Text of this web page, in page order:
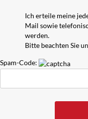
Ich erteile meine
Mail sowie
werden.
Bitte beachten Sie
Spam-Code: